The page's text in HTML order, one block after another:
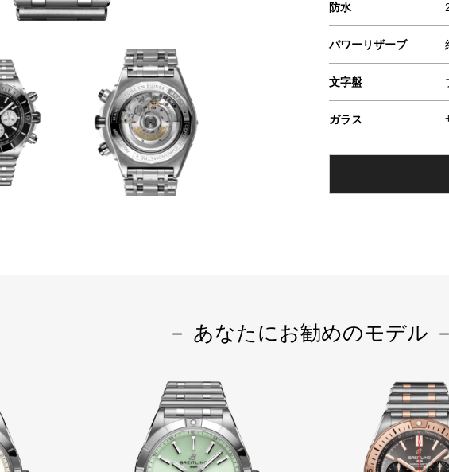
防水
パワーリザーブ
文字盤
ガラス
－ あなたにお勧めのモデル －